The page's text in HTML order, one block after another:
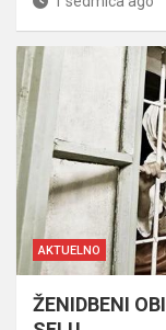
AKTUELNO
ŽENIDBENI